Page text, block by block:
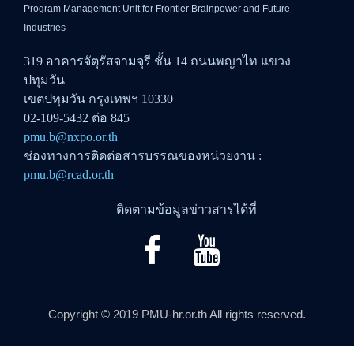
Program Management Unit for Frontier Brainpower and Future
Industries
319 อาคารจัตุรัสจามจุรี ชั้น 14 ถนนพญาไท แขวง
ปทุมวัน
เขตปทุมวัน กรุงเทพฯ 10330
02-109-5432 ต่อ 845
pmu.b@nxpo.or.th
ช่องทางการติดต่อสารบรรณของหน่วยงาน :
pmu.b@rcad.or.th
ติดตามข้อมูลข่าวสารได้ที่
Copyright © 2019 PMU-hr.or.th All rights reserved.